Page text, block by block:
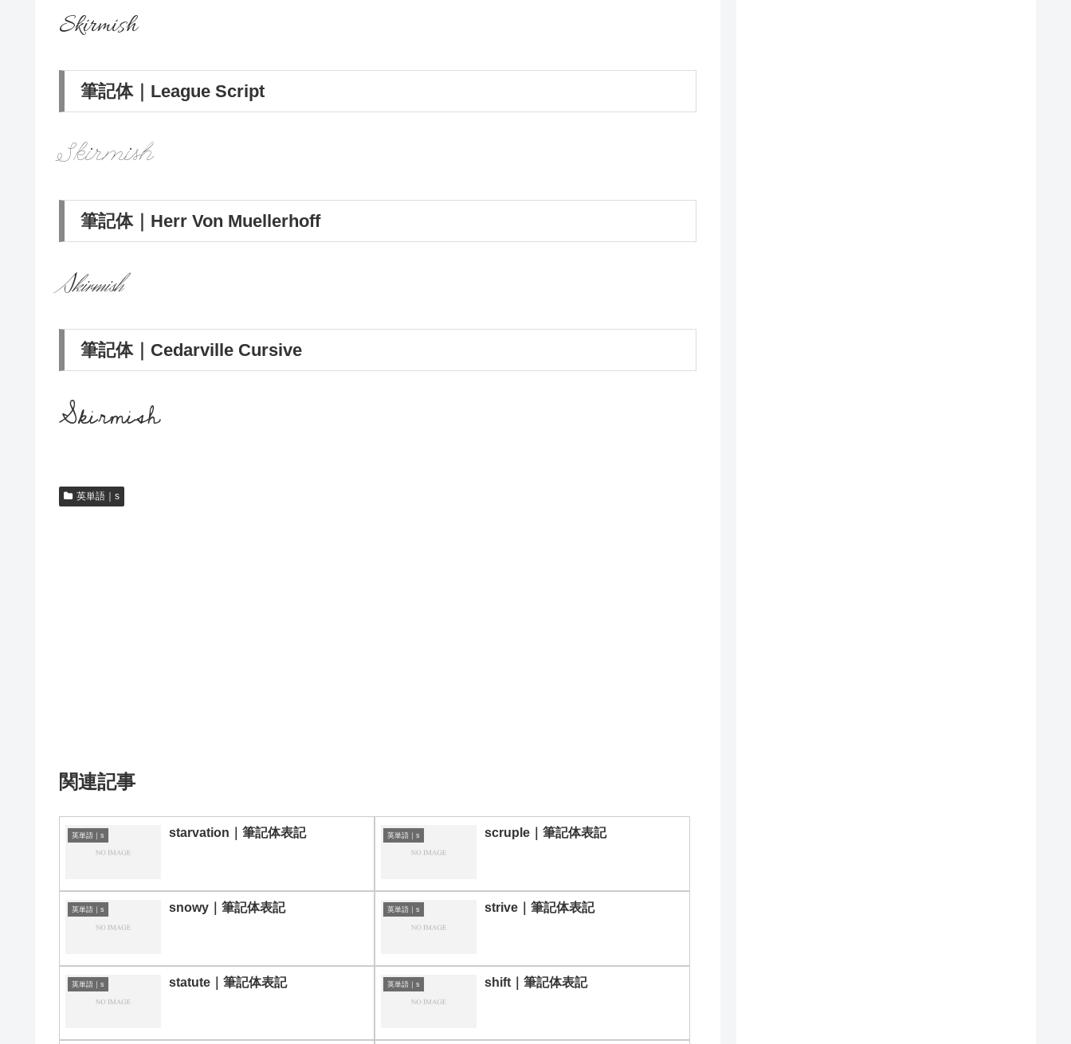
Skirmish
筆記体｜League Script
Skirmish
筆記体｜Herr Von Muellerhoff
Skirmish
筆記体｜Cedarville Cursive
Skirmish
英単語｜s
関連記事
英単語｜s starvation｜筆記体表記 英単語｜s scruple｜筆記体表記
英単語｜s snowy｜筆記体表記 英単語｜s strive｜筆記体表記
英単語｜s statute｜筆記体表記 英単語｜s shift｜筆記体表記